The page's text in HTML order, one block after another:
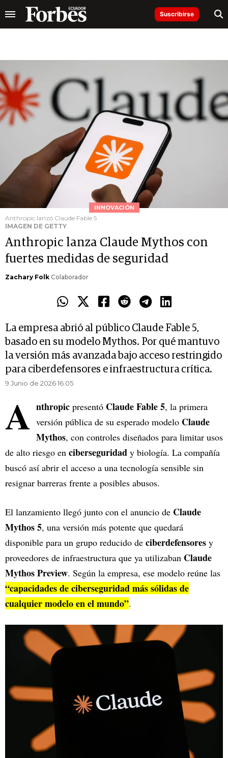
Suscribirse
INNOVACIÓN
Anthropic lanzó Claude Fable 5
IMAGEN DE GETTY
Anthropic lanza Claude Mythos con
fuertes medidas de seguridad
Zachary Folk Colaborador
La empresa abrió al público Claude Fable 5,
basado en su modelo Mythos. Por qué mantuvo
la versión más avanzada bajo acceso restringido
para ciberdefensores e infraestructura crítica.
9 Junio de 2026 16.05
A nthropic presentó Claude Fable 5, la primera
versión pública de su esperado modelo Claude
Mythos, con controles diseñados para limitar usos
de alto riesgo en ciberseguridad y biología. La compañía
buscó así abrir el acceso a una tecnología sensible sin
resignar barreras frente a posibles abusos.
El lanzamiento llegó junto con el anuncio de Claude
Mythos 5, una versión más potente que quedará
disponible para un grupo reducido de ciberdefensores y
proveedores de infraestructura que ya utilizaban Claude
Mythos Preview. Según la empresa, ese modelo reúne las
“capacidades de ciberseguridad más sólidas de
cualquier modelo en el mundo”.